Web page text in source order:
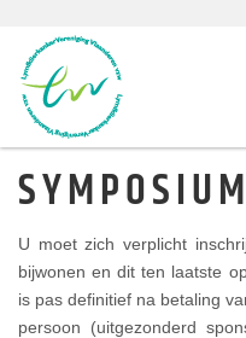
U moet zich verplicht
bijwonen en dit ten laatste
is pas definitief na betaling
persoon (uitgezonderd